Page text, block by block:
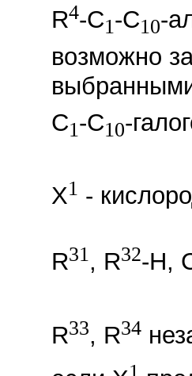
R4-C1-C10-
возможно
C1-C10-
X1 -
R31, R32-H,
R33, R34